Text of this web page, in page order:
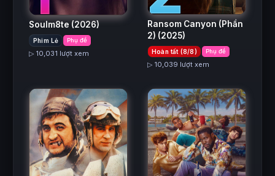
Soulm8te (2026)
Phim Lẻ Phụ đề
▷ 10,031 lượt xem
Ransom Canyon (Phần
2) (2025)
Hoàn tất (8/8) Phụ đề
▷ 10,039 lượt xem